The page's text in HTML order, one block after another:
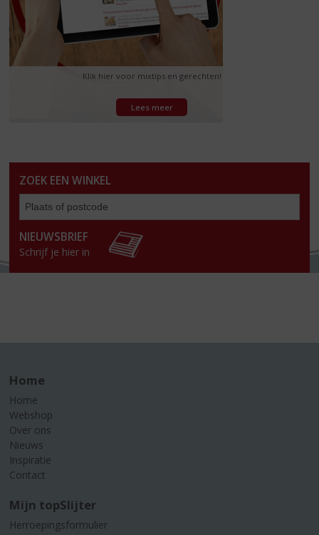
Klik hier voor mixtips en gerechten!
Lees meer
ZOEK EEN WINKEL
NIEUWSBRIEF
Schrijf je hier in
Home
Home
Webshop
Over ons
Nieuws
Inspiratie
Contact
Mijn topSlijter
Herroepingsformulier